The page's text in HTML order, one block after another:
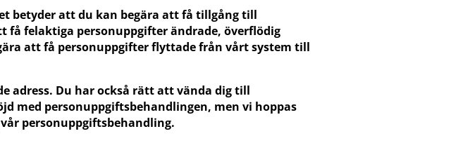
betyder att du kan begära att få tillgång till
felaktiga personuppgifter ändrade, överflödig
att få personuppgifter flyttade från vårt system till
adress. Du har också rätt att vända dig till
med personuppgiftsbehandlingen, men vi hoppas
personuppgiftsbehandling.